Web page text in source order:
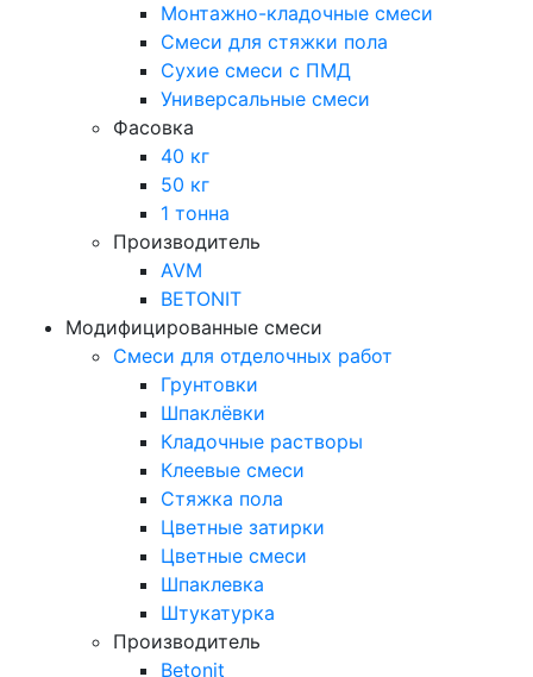
Монтажно-кладочные смеси
Смеси для стяжки пола
Сухие смеси с ПМД
Универсальные смеси
Фасовка
40 кг
50 кг
1 тонна
Производитель
AVM
BETONIT
Модифицированные смеси
Смеси для отделочных работ
Грунтовки
Шпаклёвки
Кладочные растворы
Клеевые смеси
Стяжка пола
Цветные затирки
Цветные смеси
Шпаклевка
Штукатурка
Производитель
Betonit